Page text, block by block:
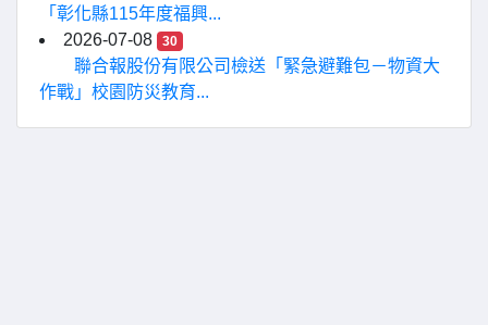
「彰化縣115年度福興...
2026-07-08
30
聯合報股份有限公司檢送「緊急避難包－物資大
作戰」校園防災教育...